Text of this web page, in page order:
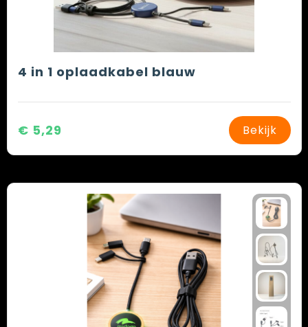
4 in 1 oplaadkabel blauw
€ 5,29 Bekijk